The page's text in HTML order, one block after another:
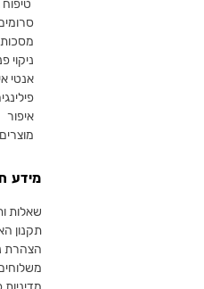
טיפוח
ניקוי
אנטי
איפור
מידע
שאלות
תקנון
הצהרת